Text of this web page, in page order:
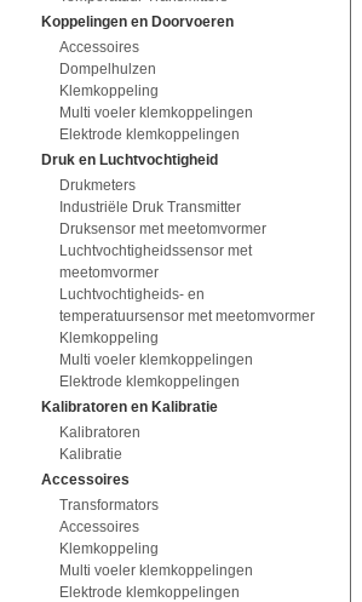
Koppelingen en Doorvoeren
Accessoires
Dompelhulzen
Klemkoppeling
Multi voeler klemkoppelingen
Elektrode klemkoppelingen
Druk en Luchtvochtigheid
Drukmeters
Industriële Druk Transmitter
Druksensor met meetomvormer
Luchtvochtigheidssensor met
meetomvormer
Luchtvochtigheids- en
temperatuursensor met meetomvormer
Klemkoppeling
Multi voeler klemkoppelingen
Elektrode klemkoppelingen
Kalibratoren en Kalibratie
Kalibratoren
Kalibratie
Accessoires
Transformators
Accessoires
Klemkoppeling
Multi voeler klemkoppelingen
Elektrode klemkoppelingen